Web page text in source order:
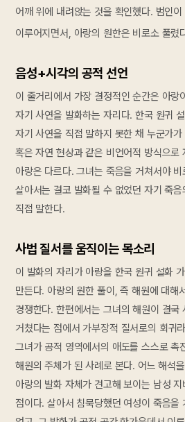
어깨 위에 내려앉는 것을 확인했다. 범인이
이루어지면서, 아랑의 원한은 비로소 풀렸
음성+시각의 공적 선언
이 줄거리에서 가장 결정적인 순간은 아랑
자기 사연을 발화하는 자리다. 한국 원귀
자기 사연을 직접 말하지 못한 채 누군가
혹은 자연 현상과 같은 비언어적 방식으로
아랑은 다르다. 그녀는 죽음을 거쳐서야
살아서는 결코 발화될 수 없었던 자기 죽
직접 말한다.
사법 질서를 움직이는 목소리
이 발화의 자리가 아랑을 한국 원귀 설화
만든다. 아랑의 원한 풀이, 즉 해원에 대해
경쟁한다. 한편에서는 그녀의 해원이 결국
거쳤다는 점에서 가부장적 질서로의 회귀
그녀가 공적 영역에서의 애도를 스스로 촉
해원의 주체가 된 사례로 본다. 어느 해석
아랑의 발화 자체가 견고해 보이는 남성
점이다. 살아서 침묵당했던 여성이 죽음을